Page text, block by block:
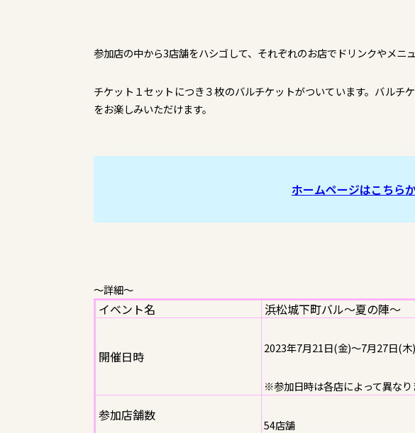
参加店の中から3店舗をハシゴして、それぞれのお店でドリンクやメニ
チケット１セットにつき３枚のバルチケットがついています。バルチ
をお楽しみいただけます。
ホームページはこちら
～詳細～
イベント名 浜松城下町バル～夏の陣～
開催日時
2023年7月21日(金)～7月27日(木)
※参加日時は各店によって異なり
参加店舗数
54店舗